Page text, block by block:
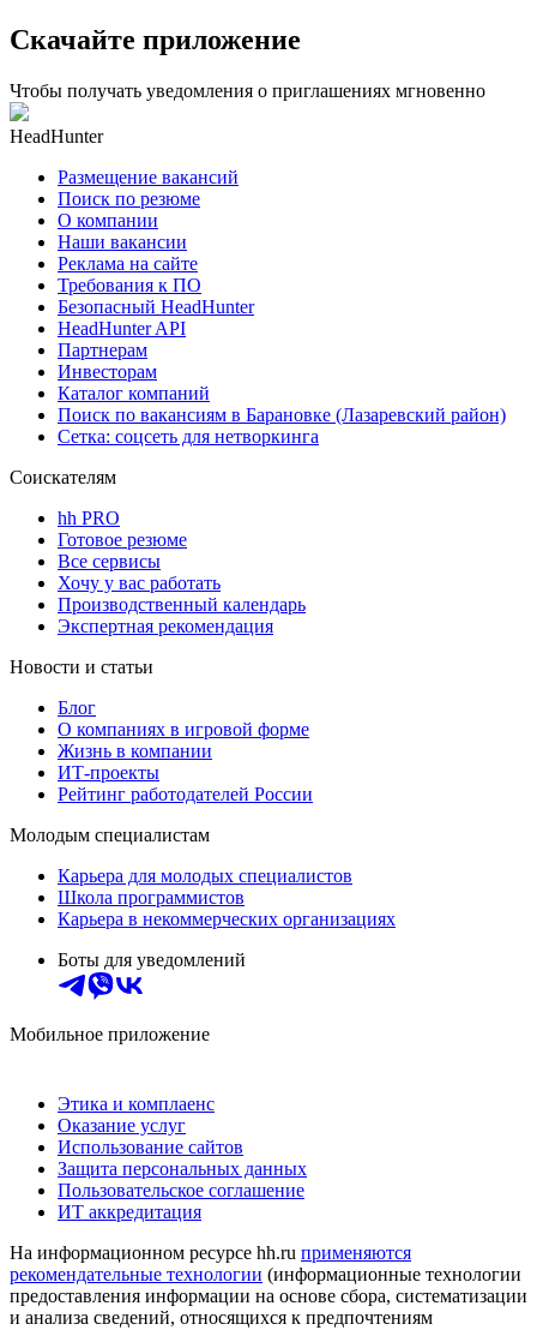
Скачайте приложение
Чтобы получать уведомления о приглашениях мгновенно
HeadHunter
Размещение вакансий
Поиск по резюме
О компании
Наши вакансии
Реклама на сайте
Требования к ПО
Безопасный HeadHunter
HeadHunter API
Партнерам
Инвесторам
Каталог компаний
Поиск по вакансиям в Барановке (Лазаревский район)
Сетка: соцсеть для нетворкинга
Соискателям
hh PRO
Готовое резюме
Все сервисы
Хочу у вас работать
Производственный календарь
Экспертная рекомендация
Новости и статьи
Блог
О компаниях в игровой форме
Жизнь в компании
ИТ-проекты
Рейтинг работодателей России
Молодым специалистам
Карьера для молодых специалистов
Школа программистов
Карьера в некоммерческих организациях
Боты для уведомлений
Мобильное приложение
Этика и комплаенс
Оказание услуг
Использование сайтов
Защита персональных данных
Пользовательское соглашение
ИТ аккредитация
На информационном ресурсе hh.ru применяются
рекомендательные технологии (информационные технологии
предоставления информации на основе сбора, систематизации
и анализа сведений, относящихся к предпочтениям